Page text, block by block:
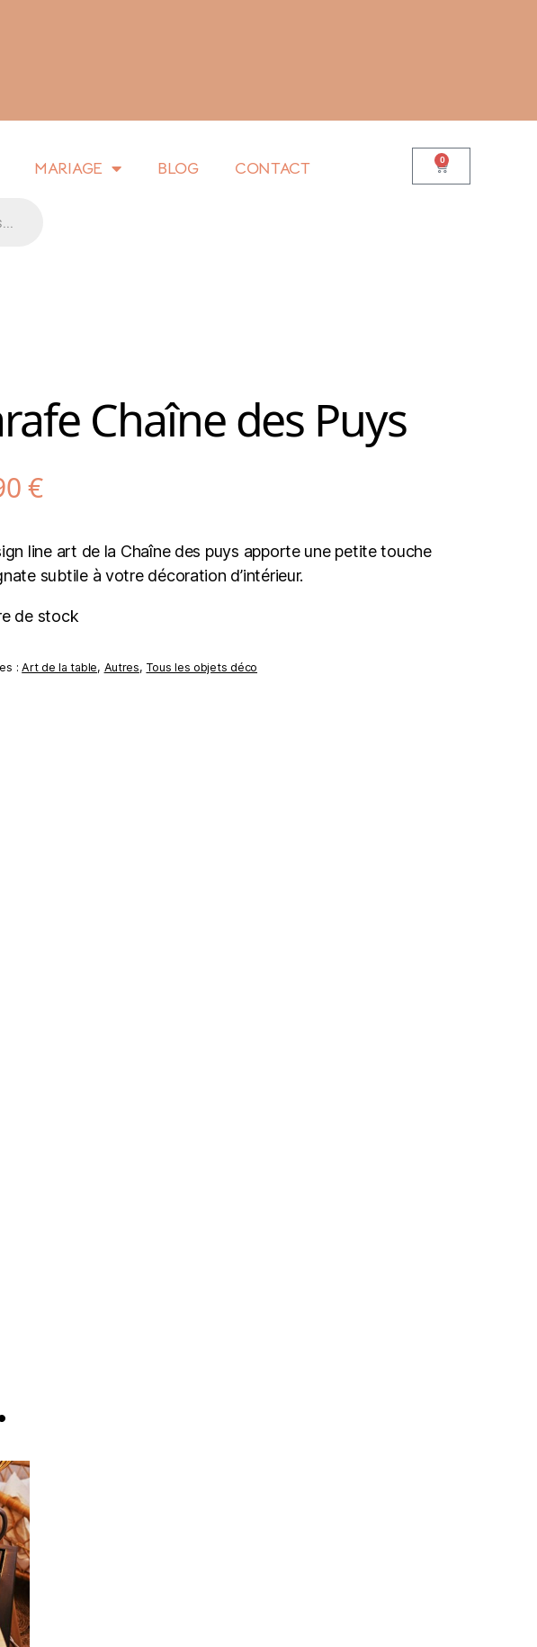
MARIAGE BLOG CONTACT 0
Chaîne des Puys
€
line art de la Chaîne des puys apporte une petite touche
subtile à votre décoration d’intérieur.
de stock
:Art de la table, Autres, Tous les objets déco